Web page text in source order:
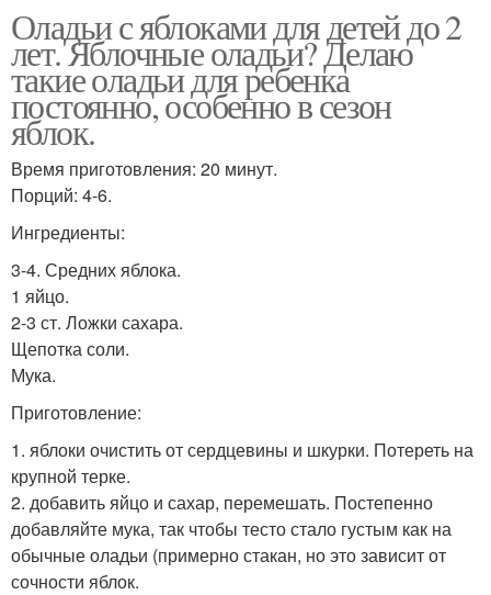
Оладьи с яблоками для детей до 2
лет. Яблочные оладьи? Делаю
такие оладьи для ребенка
постоянно, особенно в сезон
яблок.
Время приготовления: 20 минут.
Порций: 4-6.
Ингредиенты:
3-4. Средних яблока.
1 яйцо.
2-3 ст. Ложки сахара.
Щепотка соли.
Мука.
Приготовление:
1. яблоки очистить от сердцевины и шкурки. Потереть на
крупной терке.
2. добавить яйцо и сахар, перемешать. Постепенно
добавляйте мука, так чтобы тесто стало густым как на
обычные оладьи (примерно стакан, но это зависит от
сочности яблок.